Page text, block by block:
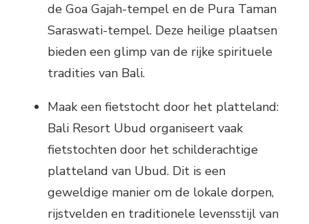
de Goa Gajah-tempel en de Pura Taman
Saraswati-tempel. Deze heilige plaatsen
bieden een glimp van de rijke spirituele
tradities van Bali.
Maak een fietstocht door het platteland:
Bali Resort Ubud organiseert vaak
fietstochten door het schilderachtige
platteland van Ubud. Dit is een
geweldige manier om de lokale dorpen,
rijstvelden en traditionele levensstijl van